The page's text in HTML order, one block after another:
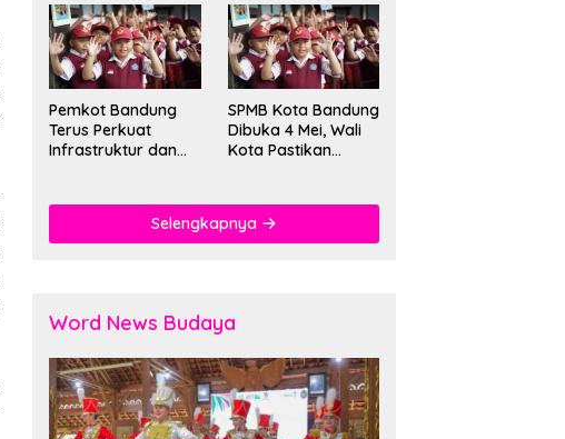
Pemkot Bandung
Terus Perkuat
Infrastruktur dan
SPMB Kota Bandung
Dibuka 4 Mei, Wali
Kota Pastikan
Sekolah
Selengkapnya
Word News Budaya